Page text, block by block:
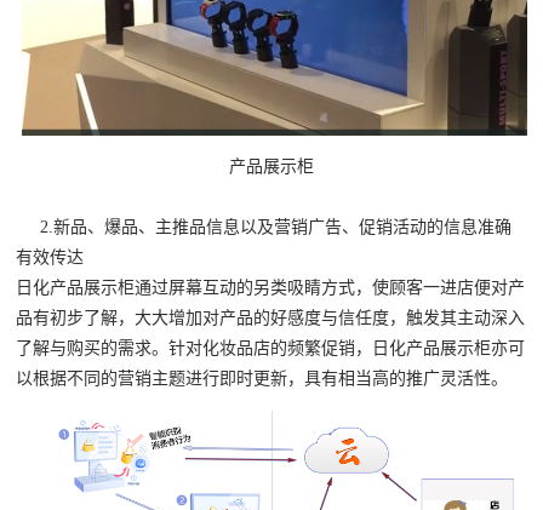
产品展示柜
2.新品、爆品、主推品信息以及营销广告、促销活动的信息准确
有效传达
日化产品展示柜通过屏幕互动的另类吸睛方式，使顾客一进店便对产
品有初步了解，大大增加对产品的好感度与信任度，触发其主动深入
了解与购买的需求。针对化妆品店的频繁促销，日化产品展示柜亦可
以根据不同的营销主题进行即时更新，具有相当高的推广灵活性。